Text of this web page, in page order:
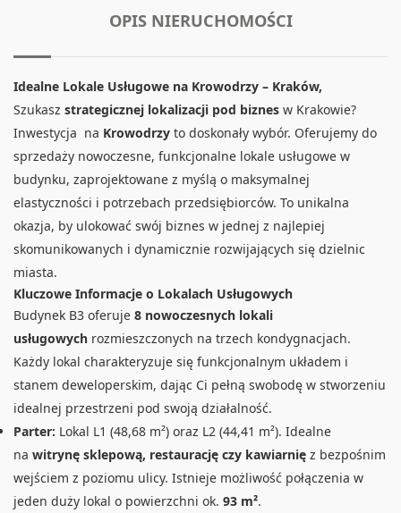
OPIS NIERUCHOMOŚCI
Idealne Lokale Usługowe na Krowodrzy – Kraków,
Szukasz strategicznej lokalizacji pod biznes w Krakowie?
Inwestycja na Krowodrzy to doskonały wybór. Oferujemy do
sprzedaży nowoczesne, funkcjonalne lokale usługowe w
budynku, zaprojektowane z myślą o maksymalnej
elastyczności i potrzebach przedsiębiorców. To unikalna
okazja, by ulokować swój biznes w jednej z najlepiej
skomunikowanych i dynamicznie rozwijających się dzielnic
miasta.
Kluczowe Informacje o Lokalach Usługowych
Budynek B3 oferuje 8 nowoczesnych lokali
usługowych rozmieszczonych na trzech kondygnacjach.
Każdy lokal charakteryzuje się funkcjonalnym układem i
stanem deweloperskim, dając Ci pełną swobodę w stworzeniu
idealnej przestrzeni pod swoją działalność.
Parter: Lokal L1 (48,68 m²) oraz L2 (44,41 m²). Idealne
na witrynę sklepową, restaurację czy kawiarnię z bezpośnim
wejściem z poziomu ulicy. Istnieje możliwość połączenia w
jeden duży lokal o powierzchni ok. 93 m².